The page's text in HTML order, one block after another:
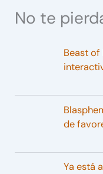
No te
Beast of
de
Ya está